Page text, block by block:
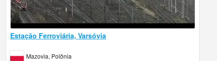
Estação Ferroviária, Varsóvia
Mazovia, Polônia